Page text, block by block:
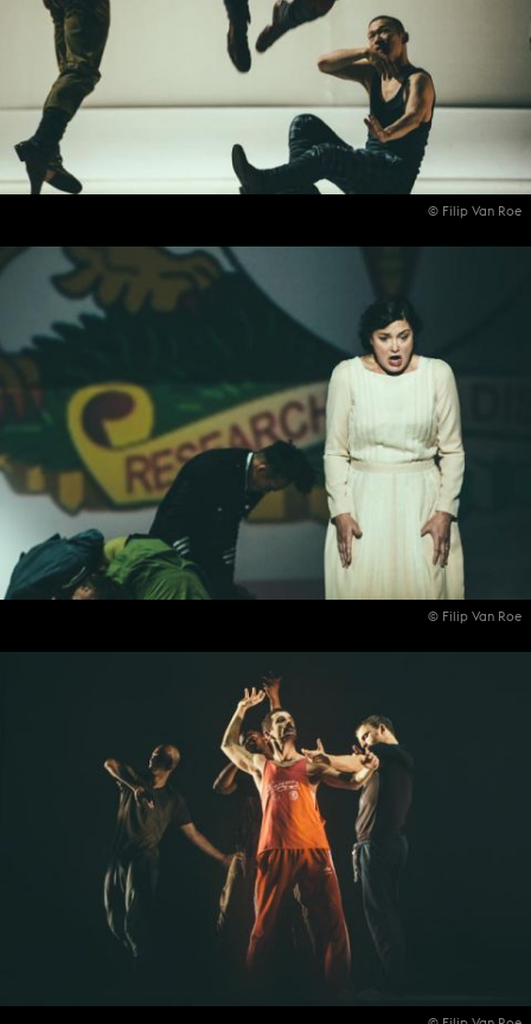
© Filip Van Roe
© Filip Van Roe